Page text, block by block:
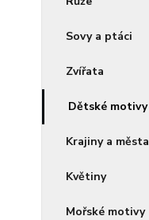
Sovy a ptáci
Zvířata
Dětské motivy
Krajiny a města
Květiny
Mořské motivy